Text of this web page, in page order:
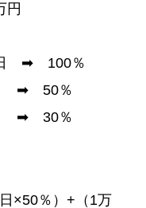
円
日 ➡ 100％
％
30％
×50％）+（1万